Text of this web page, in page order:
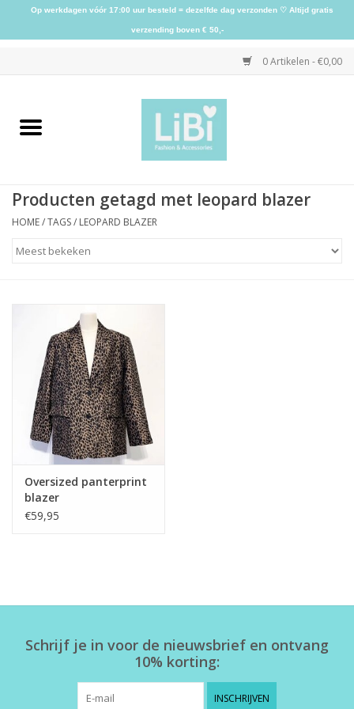
0 Artikelen - €0,00
Home
Schoenen
Accessoires
Home deco
SALE
Herensokken
Producten getagd met leopard blazer
HOME/TAGS/ LEOPARD BLAZER
Oversized panterprint
blazer
€59,95
Schrijf je in voor de nieuwsbrief en ontvang
10% korting:
INSCHRIJVEN
Op werkdagen vóór 17:00 uur besteld = dezelfde dag verzonden ♡ Altijd gratis
verzending boven € 50,-